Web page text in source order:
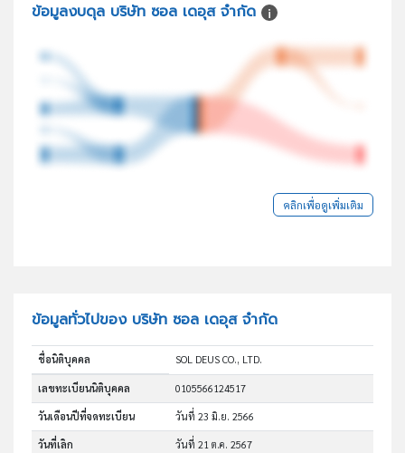
ข้อมูลงบดุล บริษัท ซอล เดอุส จำกัด
คลิกเพื่อดูเพิ่มเติม
ข้อมูลทั่วไปของ บริษัท ซอล เดอุส จำกัด
ชื่อนิติบุคคล SOL DEUS CO., LTD.
เลขทะเบียนนิติบุคคล 0105566124517
วันเดือนปีที่จดทะเบียน วันที่ 23 มิ.ย. 2566
วันที่เลิก วันที่ 21 ต.ค. 2567